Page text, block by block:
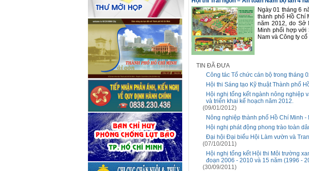
Ngày 01 tháng 6
thành phố Hồ Chí
năm 2012, do Sở
Minh phối hợp với
Nam và Công ty
TIN ĐÃ ĐƯA
Công tác Tổ chức cán bộ trong tháng
Hội thi Sáng tạo Kỹ thuật Thành phố
Hội nghị tổng kết ngành nông nghiệp
và triển khai kế hoạch năm 2012.
(09/01/2012)
Nông nghiệp thành phố Hồ Chí Minh -
Hội nghị phát động phong trào toàn
Đại hội Đại biểu Hội Làm vườn và
(07/10/2011)
Hội nghị tổng kết Hội thi Môi trường
đoạn 2006 - 2010 và 15 năm (1996 -
(30/09/2011)